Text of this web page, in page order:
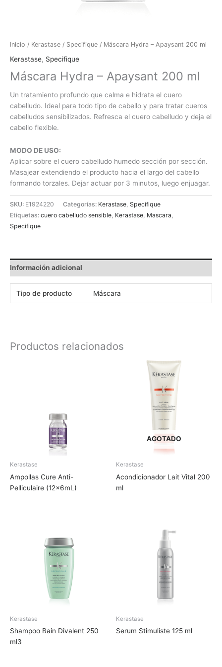
Inicio / Kerastase / Specifique / Máscara Hydra – Apaysant 200 ml
Kerastase, Specifique
Máscara Hydra – Apaysant 200 ml
Un tratamiento profundo que calma e hidrata el cuero
cabelludo. Ideal para todo tipo de cabello y para tratar cueros
cabelludos sensibilizados. Refresca el cuero cabelludo y deja el
cabello flexible.
MODO DE USO:
Aplicar sobre el cuero cabelludo humedo sección por sección.
Masajear extendiendo el producto hacia el largo del cabello
formando torzales. Dejar actuar por 3 minutos, luego enjuagar.
SKU: E1924220 Categorías: Kerastase Specifique
Etiquetas: cuero cabelludo sensible Kerastase Mascara
Specifique
Información adicional
Tipo de producto Máscara
Productos relacionados
Kerastase
Ampollas Cure Anti-
Pelliculaire (12x6mL)
AGOTADO
Kerastase
Acondicionador Lait Vital 200
ml
Kerastase
Shampoo Bain Divalent 250
ml3
Kerastase
Serum Stimuliste 125 ml